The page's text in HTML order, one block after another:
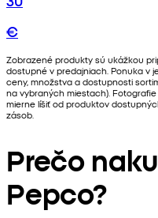
€
Zobrazené produkty sú ukážkou
dostupné v predajniach. Ponuka v
ceny, množstva a dostupnosti
na vybraných miestach).
mierne líšiť od produktov
zásob.
Prečo
Pepco?